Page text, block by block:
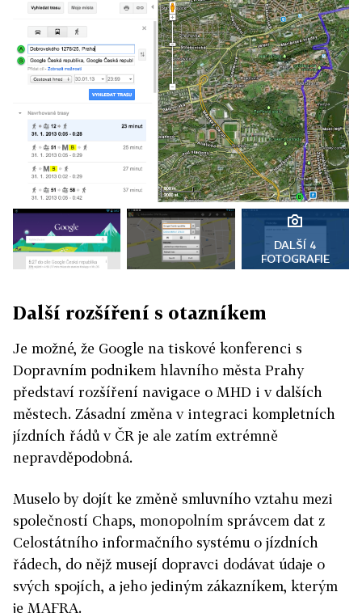
DALŠÍ 4
FOTOGRAFIE
Další rozšíření s otazníkem
Je možné, že Google na tiskové konferenci s
Dopravním podnikem hlavního města Prahy
představí rozšíření navigace o MHD i v dalších
městech. Zásadní změna v integraci kompletních
jízdních řádů v ČR je ale zatím extrémně
nepravděpodobná.
Muselo by dojít ke změně smluvního vztahu mezi
společností Chaps, monopolním správcem dat z
Celostátního informačního systému o jízdních
řádech, do nějž musejí dopravci dodávat údaje o
svých spojích, a jeho jediným zákazníkem, kterým
je MAFRA.